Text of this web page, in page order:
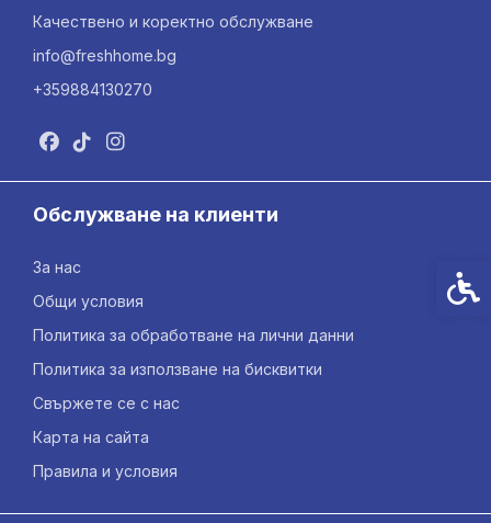
Качествено и коректно обслужване
info@freshhome.bg
+359884130270
Обслужване на клиенти
За нас
Общи условия
Политика за обработване на лични данни
Политика за използване на бисквитки
Свържете се с нас
Карта на сайта
Правила и условия